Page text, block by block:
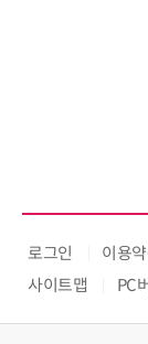
로그인 이용
사이트맵
PC